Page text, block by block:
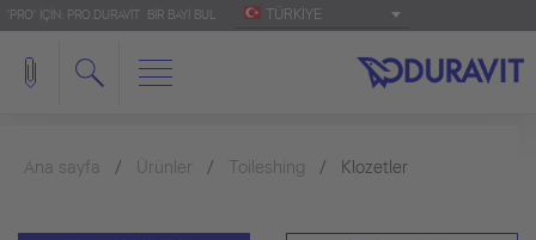
'PRO' IÇIN: PRO.DURAVIT BIR BAYI BUL TÜRKIYE
Ana sayfa Ürünler Toileshing Klozetler